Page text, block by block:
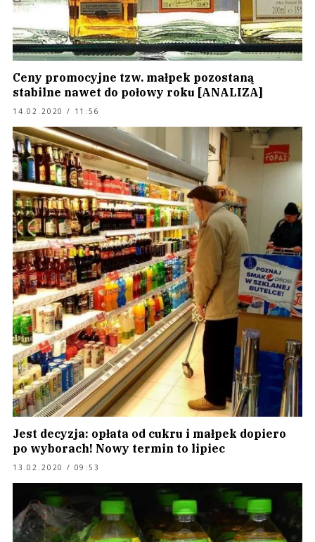
Ceny promocyjne tzw. małpek pozostaną
stabilne nawet do połowy roku [ANALIZA]
14.02.2020 / 11:56
Jest decyzja: opłata od cukru i małpek dopiero
po wyborach! Nowy termin to lipiec
13.02.2020 / 09:53